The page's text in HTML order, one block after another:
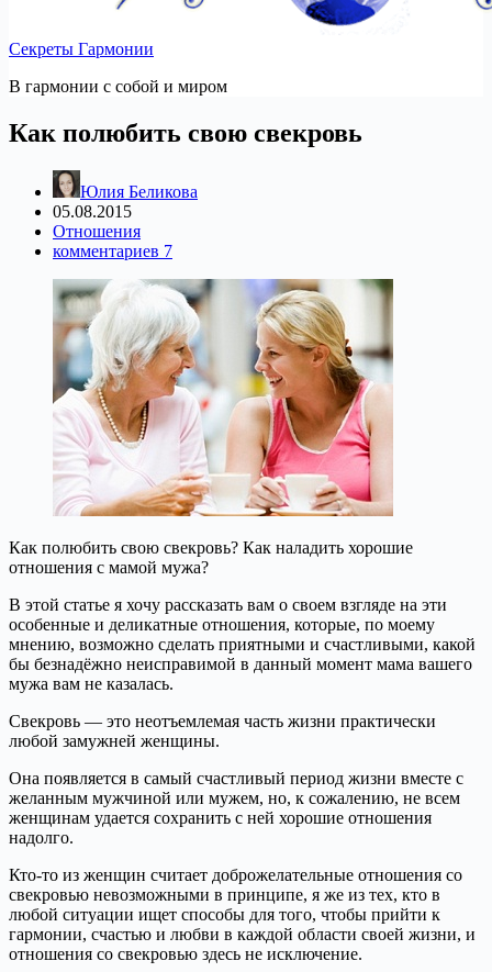
Секреты Гармонии
В гармонии c собой и миром
Как полюбить свою свекровь
Юлия Беликова
05.08.2015
Отношения
комментариев 7
Как полюбить свою свекровь? Как наладить хорошие
отношения с мамой мужа?
В этой статье я хочу рассказать вам о своем взгляде на эти
особенные и деликатные отношения, которые, по моему
мнению, возможно сделать приятными и счастливыми, какой
бы безнадёжно неисправимой в данный момент мама вашего
мужа вам не казалась.
Свекровь — это неотъемлемая часть жизни практически
любой замужней женщины.
Она появляется в самый счастливый период жизни вместе с
желанным мужчиной или мужем, но, к сожалению, не всем
женщинам удается сохранить с ней хорошие отношения
надолго.
Кто-то из женщин считает доброжелательные отношения со
свекровью невозможными в принципе, я же из тех, кто в
любой ситуации ищет способы для того, чтобы прийти к
гармонии, счастью и любви в каждой области своей жизни, и
отношения со свекровью здесь не исключение.